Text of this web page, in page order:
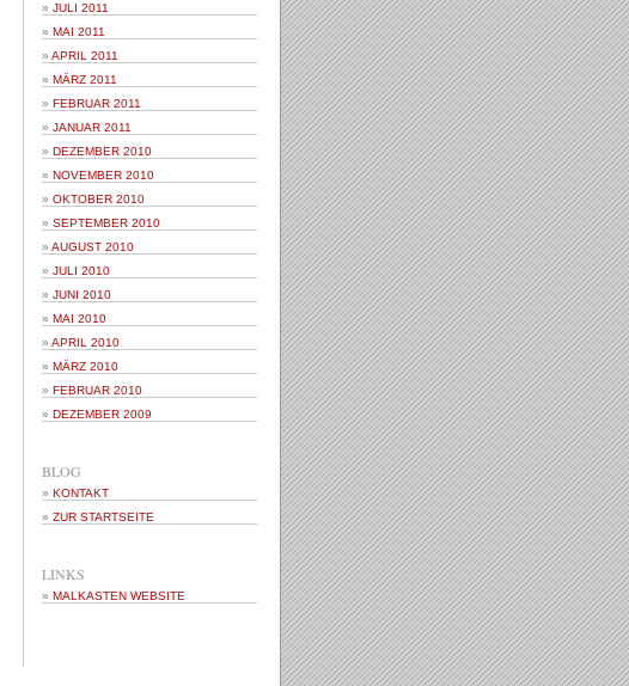
JULI 2011
MAI 2011
APRIL 2011
MÄRZ 2011
FEBRUAR 2011
JANUAR 2011
DEZEMBER 2010
NOVEMBER 2010
OKTOBER 2010
SEPTEMBER 2010
AUGUST 2010
JULI 2010
JUNI 2010
MAI 2010
APRIL 2010
MÄRZ 2010
FEBRUAR 2010
DEZEMBER 2009
BLOG
KONTAKT
ZUR STARTSEITE
LINKS
MALKASTEN WEBSITE